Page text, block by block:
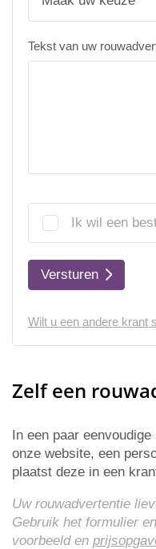
Tekst van uw
Ik wil een
Versturen
Wilt u een andere krant
Zelf een
In een paar
onze website, een
plaatst deze in een
Uw rouwadvertentie
Gebruik het formulier
voorbeeld en